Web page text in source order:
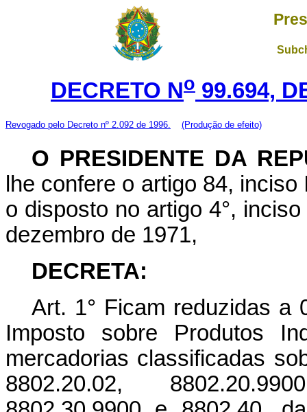
DECRETO No 99.694,
Revogado pelo Decreto nº 2.092 de 1996. (Produção de efeito)
O PRESIDENTE DA
lhe confere o artigo 84,
o disposto no artigo 4°,
dezembro de 1971,
DECRETA:
Art. 1° Ficam reduzidas a
Imposto sobre Produtos
mercadorias classificadas
8802.20.02,